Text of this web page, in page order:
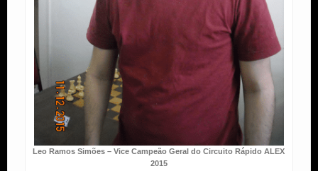
Leo Ramos Simões – Vice Campeão Geral do Circuito Rápido ALEX
2015